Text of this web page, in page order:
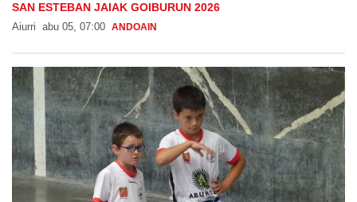
SAN ESTEBAN JAIAK GOIBURUN 2026
Aiurri abu 05, 07:00 ANDOAIN